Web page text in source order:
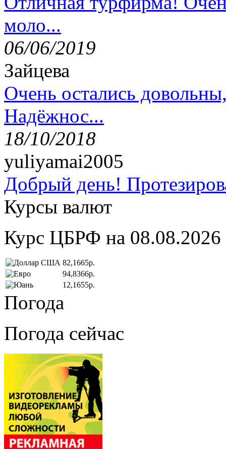
моло...
06/06/2019
Зайцева
Очень остались
Надёжнос...
18/10/2018
yuliyamai2005
Добрый день!
Курсы валют
Курс ЦБРФ на 08.08.2026
82,1665р.
94,8366р.
12,1655р.
Погода
Погода сейчас